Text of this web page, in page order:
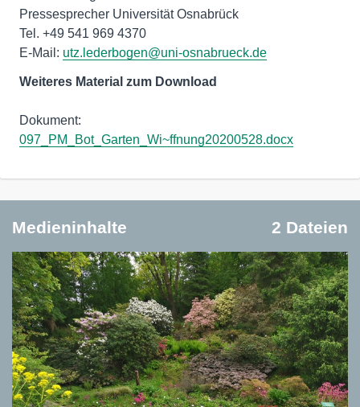
Pressesprecher Universität Osnabrück
Tel. +49 541 969 4370
E-Mail: utz.lederbogen@uni-osnabrueck.de
Weiteres Material zum Download
Dokument:
097_PM_Bot_Garten_Wi~ffnung20200528.docx
Medieninhalte 2 Dateien